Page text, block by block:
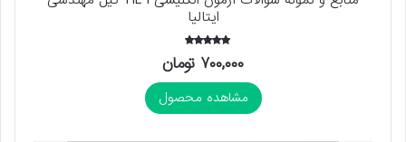
ایتالیا
امتیاز
5.00۷۰۰,۰۰۰ تومان
مشاهده محصول